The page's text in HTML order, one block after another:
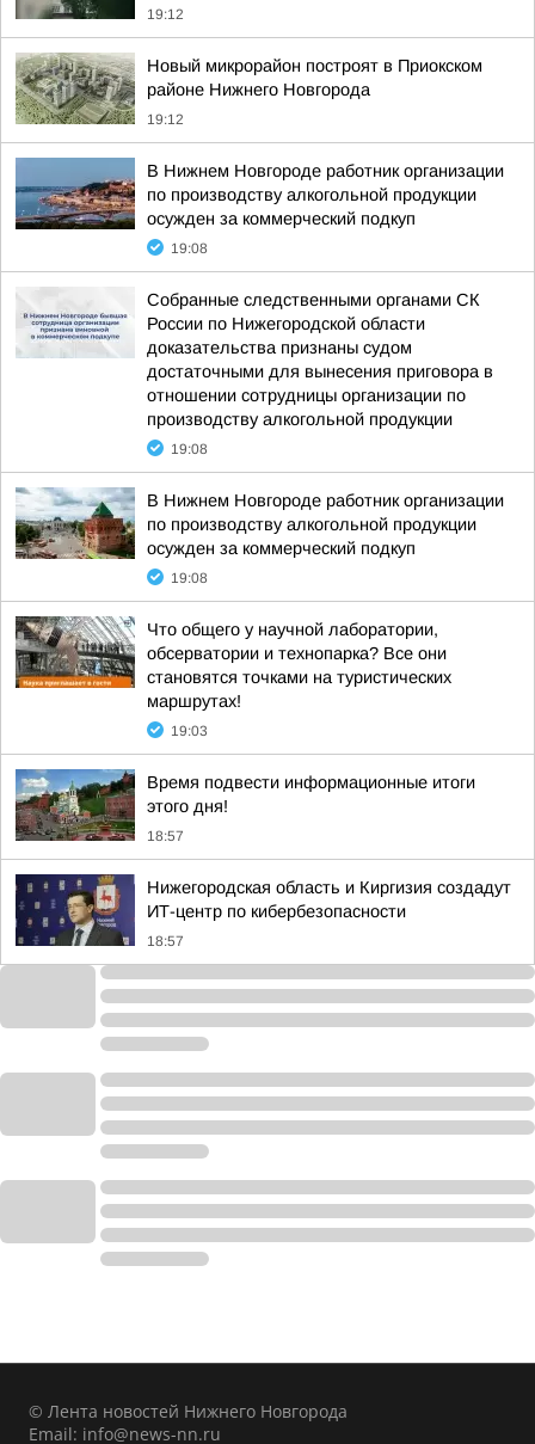
19:12
Новый микрорайон построят в Приокском
районе Нижнего Новгорода
19:12
В Нижнем Новгороде работник организации
по производству алкогольной продукции
осужден за коммерческий подкуп
19:08
Собранные следственными органами СК
России по Нижегородской области
доказательства признаны судом
достаточными для вынесения приговора в
отношении сотрудницы организации по
производству алкогольной продукции
19:08
В Нижнем Новгороде работник организации
по производству алкогольной продукции
осужден за коммерческий подкуп
19:08
Что общего у научной лаборатории,
обсерватории и технопарка? Все они
становятся точками на туристических
маршрутах!
19:03
Время подвести информационные итоги
этого дня!
18:57
Нижегородская область и Киргизия создадут
ИТ-центр по кибербезопасности
18:57
© Лента новостей Нижнего Новгорода
Email: info@news-nn.ru